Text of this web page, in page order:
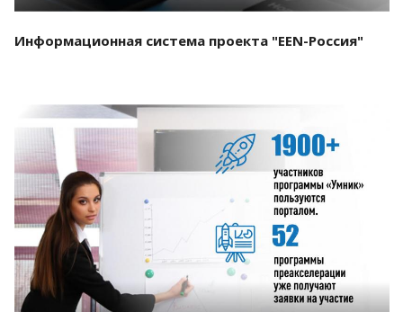
Информационная система проекта "EEN-Россия"
Смотреть проект